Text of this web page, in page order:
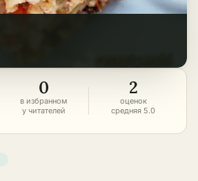
0
в избранном
у читателей
2
оценок
средняя 5.0